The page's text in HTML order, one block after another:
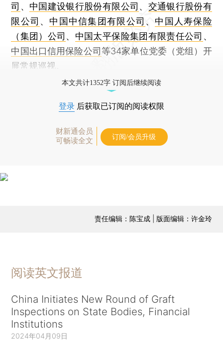
司 、 中国建设银行股份有限公司 、 交通银行股份有
限公司 、 中国中信集团有限公司 、 中国人寿保险
（集团）公司 、 中国太平保险集团有限责任公司 、
中国出口信用保险公司等34家单位党委（党组）开
展常规巡视。
本文共计1352字 订阅后继续阅读
登录 后获取已订阅的阅读权限
财新通会员
可畅读全文
订阅/会员升级
责任编辑：陈宝成 | 版面编辑：许金玲
阅读英文报道
China Initiates New Round of Graft
Inspections on State Bodies, Financial
Institutions
2024年04月09日